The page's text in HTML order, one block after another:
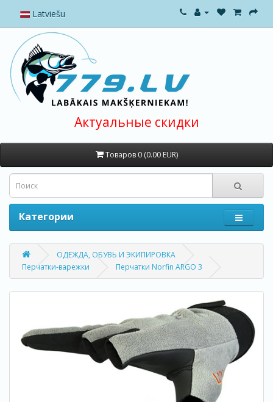
Latviešu
Актуальные скидки
Товаров 0 (0.00 EUR)
Категории
ОДЕЖДА, ОБУВЬ И ЭКИПИРОВКА
Перчатки-варежки
Перчатки Norfin ARGO 3